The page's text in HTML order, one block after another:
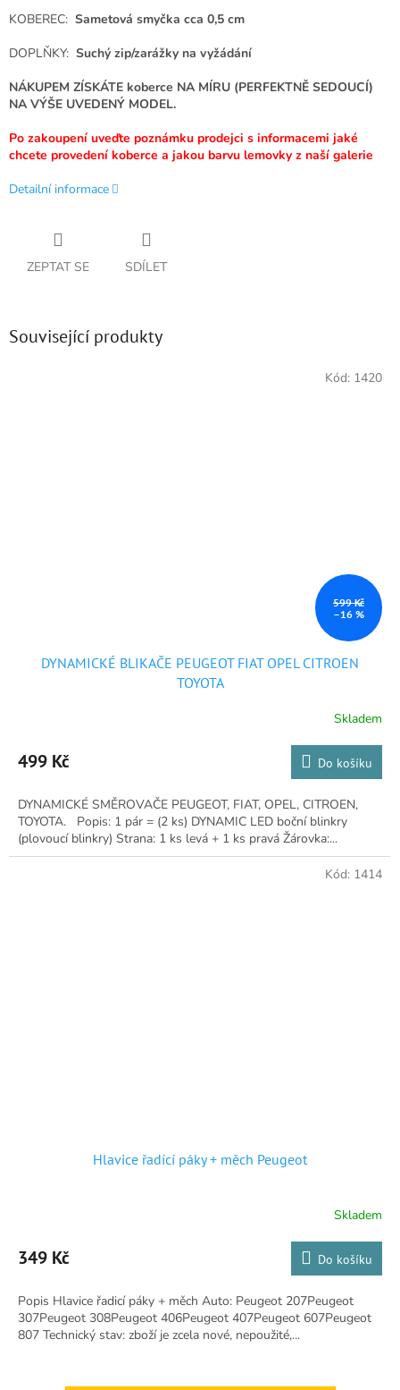
KOBEREC: Sametová smyčka cca 0,5 cm
DOPLŇKY: Suchý zip/zarážky na vyžádání
NÁKUPEM ZÍSKÁTE koberce NA MÍRU (PERFEKTNĚ SEDOUCÍ)
NA VÝŠE UVEDENÝ MODEL.
Po zakoupení uveďte poznámku prodejci s informacemi jaké
chcete provedení koberce a jakou barvu lemovky z naší galerie
Detailní informace
ZEPTAT SE SDÍLET
Související produkty
599 Kč
–16 %
DYNAMICKÉ BLIKAČE PEUGEOT FIAT OPEL CITROEN
TOYOTA
produktu
je
z
5
hvězdiček.
Skladem
499 Kč Do košíku
DYNAMICKÉ SMĚROVAČE PEUGEOT, FIAT, OPEL, CITROEN,
TOYOTA. Popis: 1 pár = (2 ks) DYNAMIC LED boční blinkry
(plovoucí blinkry) Strana: 1 ks levá + 1 ks pravá Žárovka:...
Kód: 1420
Hlavice řadící páky + měch Peugeot
produktu
je
z
5
hvězdiček.
Skladem
349 Kč Do košíku
Popis Hlavice řadicí páky + měch Auto: Peugeot 207Peugeot
307Peugeot 308Peugeot 406Peugeot 407Peugeot 607Peugeot
807 Technický stav: zboží je zcela nové, nepoužité,...
Kód: 1414